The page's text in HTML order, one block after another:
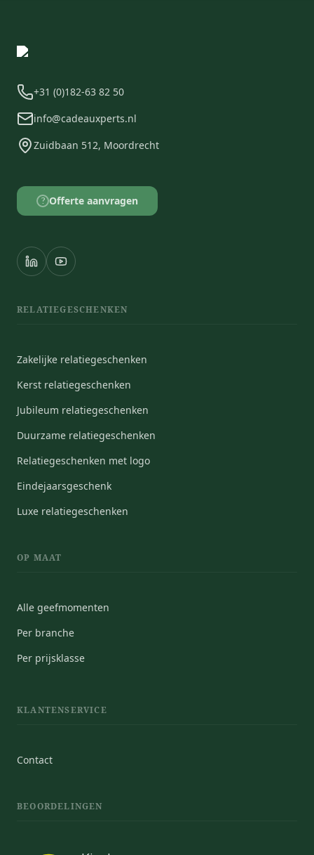
+31 (0)182-63 82 50
info@cadeauxperts.nl
Zuidbaan 512, Moordrecht
? Offerte aanvragen
RELATIEGESCHENKEN
Zakelijke relatiegeschenken
Kerst relatiegeschenken
Jubileum relatiegeschenken
Duurzame relatiegeschenken
Relatiegeschenken met logo
Eindejaarsgeschenk
Luxe relatiegeschenken
OP MAAT
Alle geefmomenten
Per branche
Per prijsklasse
KLANTENSERVICE
Contact
BEOORDELINGEN